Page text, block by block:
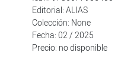
Editorial: ALIAS
Colección: None
Fecha: 02 / 2025
Precio: no disponible